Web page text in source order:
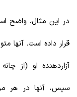
قرار داده است. آنها
آزاردهنده او (از